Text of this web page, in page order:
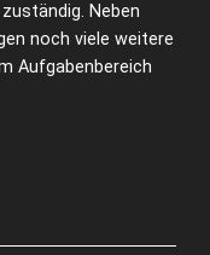
Neben
noch viele weitere
Aufgabenbereich